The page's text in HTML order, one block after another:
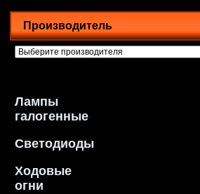
Производитель
Лампы
галогенные
Светодиоды
Ходовые
огни